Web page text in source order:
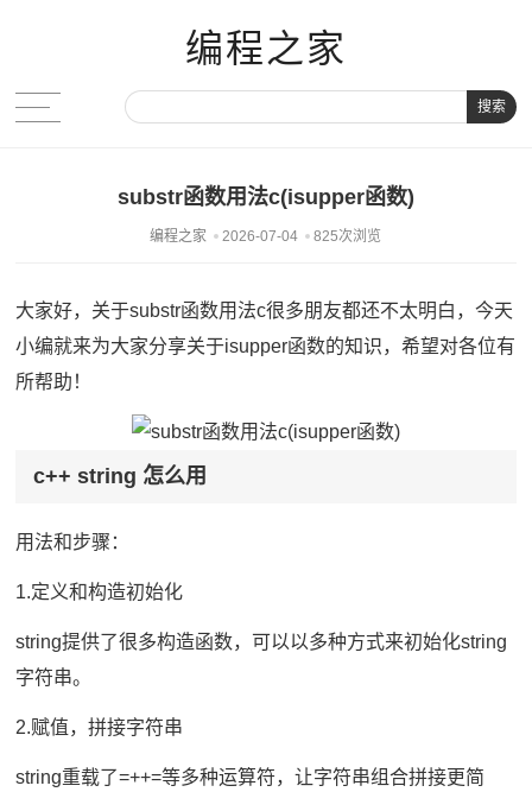
编程之家
搜索
substr函数用法c(isupper函数)
编程之家 2026-07-04 825次浏览
大家好，关于substr函数用法c很多朋友都还不太明白，今天
小编就来为大家分享关于isupper函数的知识，希望对各位有
所帮助！
c++ string 怎么用
用法和步骤：
1.定义和构造初始化
string提供了很多构造函数，可以以多种方式来初始化string
字符串。
2.赋值，拼接字符串
string重载了=++=等多种运算符，让字符串组合拼接更简